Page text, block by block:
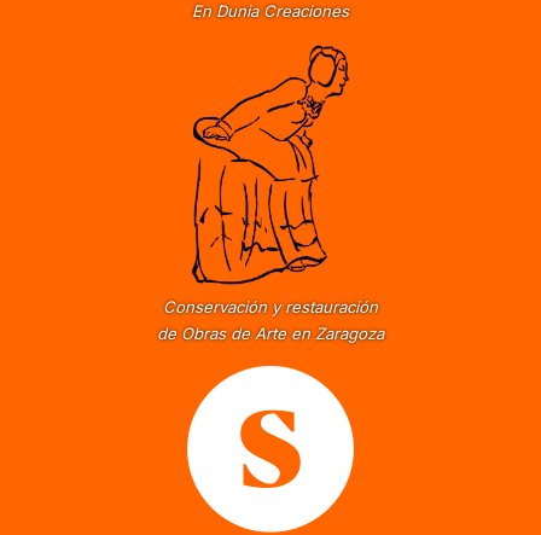
En Dunia Creaciones
Conservación y restauración
de Obras de Arte en Zaragoza